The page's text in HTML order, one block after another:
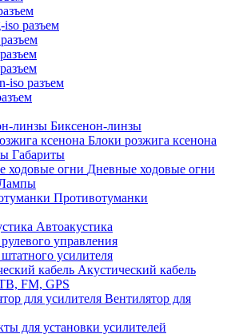
iso разъем
iso разъем
Биксенон-линзы
Блоки розжига ксенона
Габариты
Дневные ходовые огни
Противотуманки
Автоакустика
управления
усилителя
Акустический кабель
FM, GPS
Вентилятор для